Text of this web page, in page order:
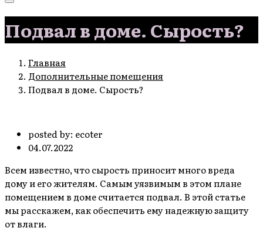
Подвал в доме. Сырость?
Главная
Дополнительные помещения
Подвал в доме. Сырость?
posted by: ecoter
04.07.2022
Всем известно, что сырость приносит много вреда
дому и его жителям. Самым уязвимым в этом плане
помещением в доме считается подвал. В этой статье
мы расскажем, как обеспечить ему надежную защиту
от влаги.